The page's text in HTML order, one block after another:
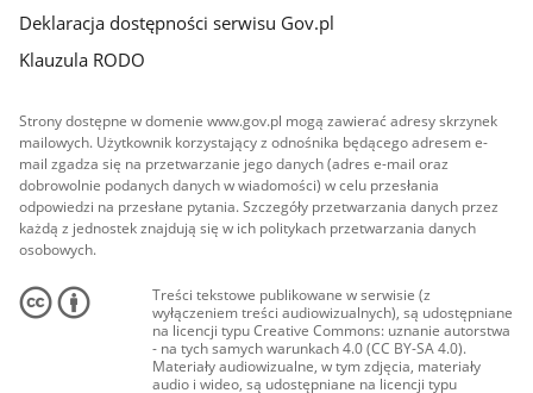
Deklaracja dostępności serwisu Gov.pl
Klauzula RODO
Strony dostępne w domenie www.gov.pl mogą zawierać adresy skrzynek
mailowych. Użytkownik korzystający z odnośnika będącego adresem e-
mail zgadza się na przetwarzanie jego danych (adres e-mail oraz
dobrowolnie podanych danych w wiadomości) w celu przesłania
odpowiedzi na przesłane pytania. Szczegóły przetwarzania danych przez
każdą z jednostek znajdują się w ich politykach przetwarzania danych
osobowych.
Treści tekstowe publikowane w serwisie (z
wyłączeniem treści audiowizualnych), są udostępniane
na licencji typu Creative Commons: uznanie autorstwa
- na tych samych warunkach 4.0 (CC BY-SA 4.0).
Materiały audiowizualne, w tym zdjęcia, materiały
audio i wideo, są udostępniane na licencji typu